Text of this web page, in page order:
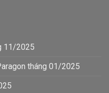
11/2025
tháng 01/2025